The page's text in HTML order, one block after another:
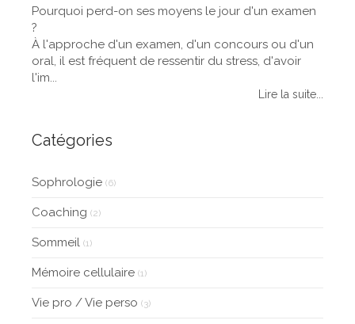
Pourquoi perd-on ses moyens le jour d'un examen
?
À l'approche d'un examen, d'un concours ou d'un
oral, il est fréquent de ressentir du stress, d'avoir
l'im...
Lire la suite...
Catégories
Sophrologie (6)
Coaching (2)
Sommeil (1)
Mémoire cellulaire (1)
Vie pro / Vie perso (3)